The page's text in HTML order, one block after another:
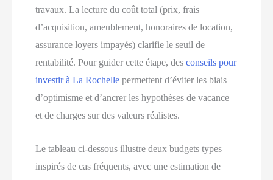
travaux. La lecture du coût total (prix, frais
d’acquisition, ameublement, honoraires de location,
assurance loyers impayés) clarifie le seuil de
rentabilité. Pour guider cette étape, desconseils pour
investir à La Rochelle permettent d’éviter les biais
d’optimisme et d’ancrer les hypothèses de vacance
et de charges sur des valeurs réalistes.
Le tableau ci-dessous illustre deux budgets types
inspirés de cas fréquents, avec une estimation de